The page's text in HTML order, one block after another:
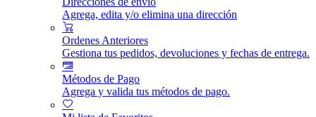
Agrega, edita y/o elimina una dirección
Ordenes Anteriores
Gestiona tus pedidos, devoluciones y fechas de entrega.
Métodos de Pago
Agrega y valida tus métodos de pago.